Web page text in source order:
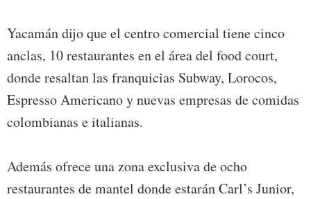
Yacamán dijo que el centro comercial tiene cinco
anclas, 10 restaurantes en el área del food court,
donde resaltan las franquicias Subway, Lorocos,
Espresso Americano y nuevas empresas de comidas
colombianas e italianas.
Además ofrece una zona exclusiva de ocho
restaurantes de mantel donde estarán Carl’s Junior,